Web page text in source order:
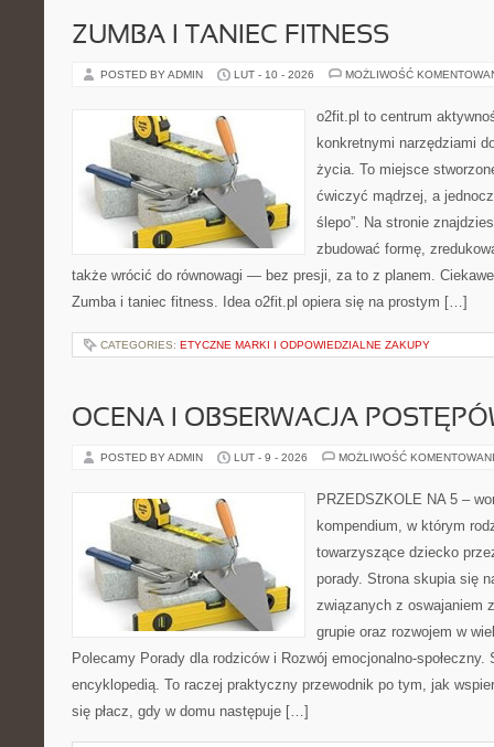
ZUMBA I TANIEC FITNESS
POSTED BY ADMIN LUT - 10 - 2026 MOŻLIWOŚĆ
o2fit.pl to centrum
konkretnymi narzędziami
życia. To miejsce
ćwiczyć mądrzej, a
ślepo”. Na stronie
zbudować formę,
także wrócić do równowagi — bez presji, za to z planem.
Zumba i taniec fitness. Idea o2fit.pl opiera się na prostym […]
CATEGORIES: ETYCZNE MARKI I ODPOWIEDZIALNE ZAKUPY
OCENA I OBSERWACJA
POSTED BY ADMIN LUT - 9 - 2026 MOŻLIWOŚĆ
PRZEDSZKOLE NA 5 –
kompendium, w którym
towarzyszące dziecko
porady. Strona skupia się
związanych z oswajaniem
grupie oraz rozwojem w
Polecamy Porady dla rodziców i Rozwój emocjonalno-społeczny.
encyklopedią. To raczej praktyczny przewodnik po tym, jak
się płacz, gdy w domu następuje […]